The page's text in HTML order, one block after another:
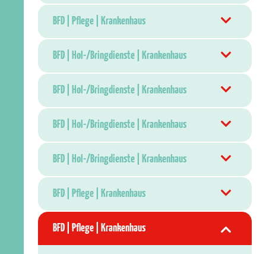
BFD | Pflege | Krankenhaus
BFD | Hol-/Bringdienste | Krankenhaus
BFD | Hol-/Bringdienste | Krankenhaus
BFD | Hol-/Bringdienste | Krankenhaus
BFD | Hol-/Bringdienste | Krankenhaus
BFD | Pflege | Krankenhaus
BFD | Pflege | Krankenhaus